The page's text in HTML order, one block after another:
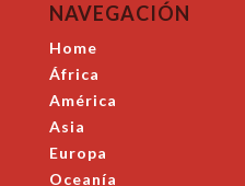
NAVEGACIÓN
Home
África
América
Asia
Europa
Oceanía